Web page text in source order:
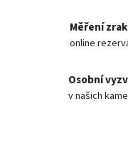
Měření
online
Osobní
v našich